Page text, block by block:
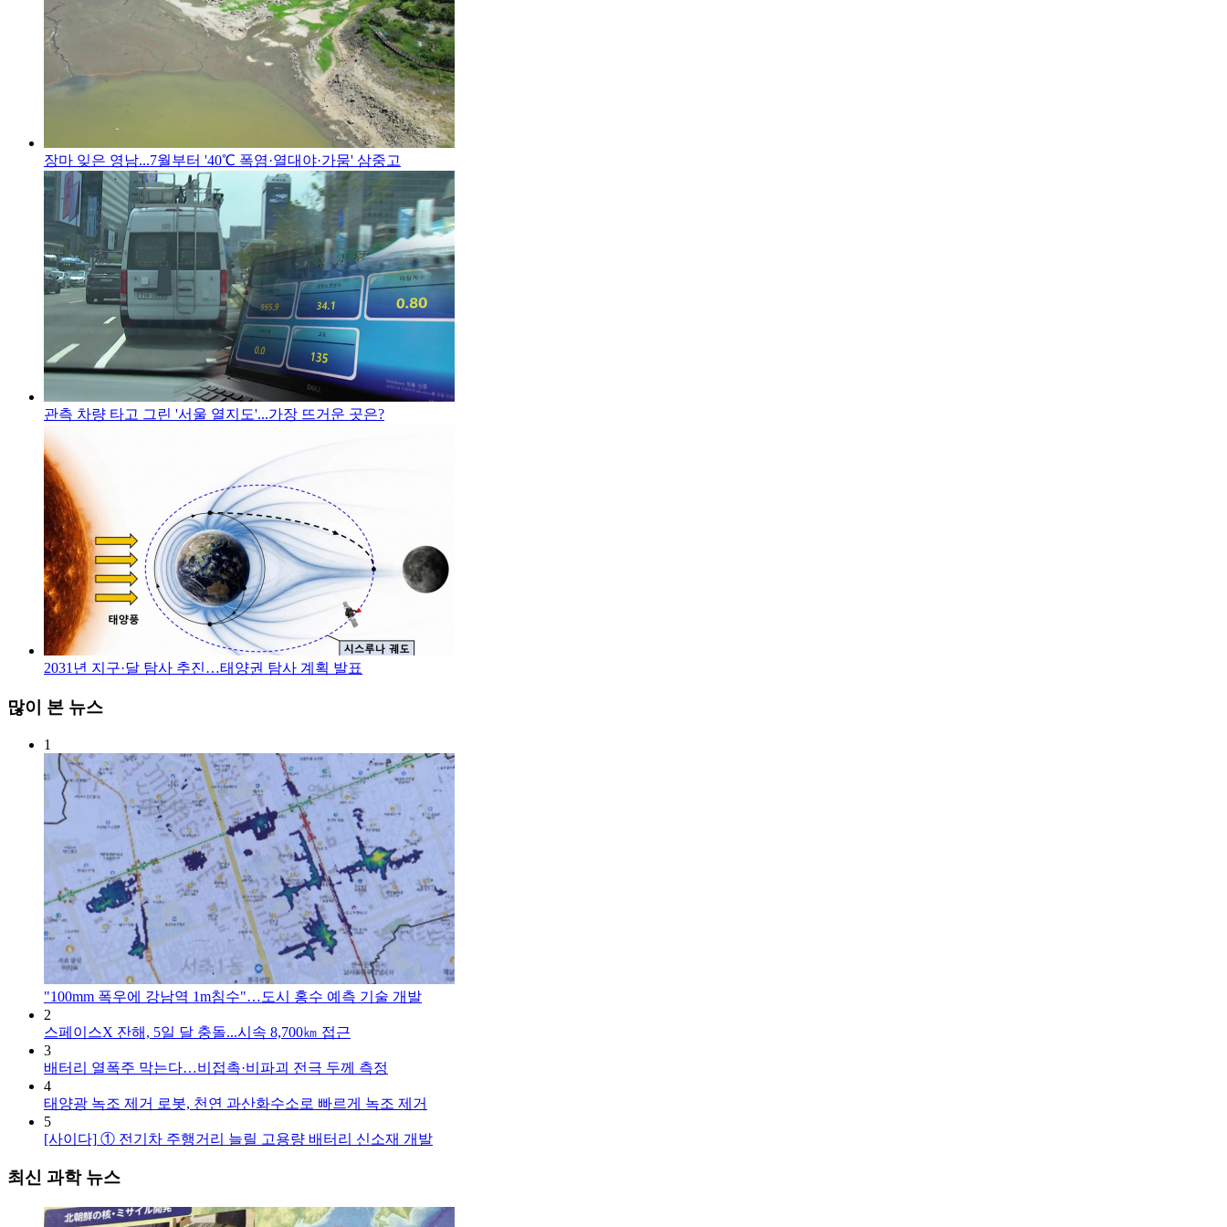
장마 잊은 영남...7월부터 '40℃ 폭염·열대야·가뭄' 삼중고
관측 차량 타고 그린 '서울 열지도'...가장 뜨거운 곳은?
2031년 지구·달 탐사 추진…태양권 탐사 계획 발표
많이 본 뉴스
1
"100mm 폭우에 강남역 1m침수"…도시 홍수 예측 기술 개발
2
스페이스X 잔해, 5일 달 충돌...시속 8,700㎞ 접근
3
배터리 열폭주 막는다…비접촉·비파괴 전극 두께 측정
4
태양광 녹조 제거 로봇, 천연 과산화수소로 빠르게 녹조 제거
5
[사이다] ① 전기차 주행거리 늘릴 고용량 배터리 신소재 개발
최신 과학 뉴스